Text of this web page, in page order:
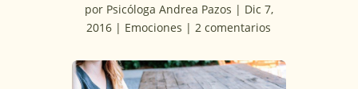
por Psicóloga Andrea Pazos | Dic 7,
2016 | Emociones |2 comentarios